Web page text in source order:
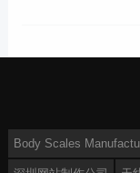
Body Scales